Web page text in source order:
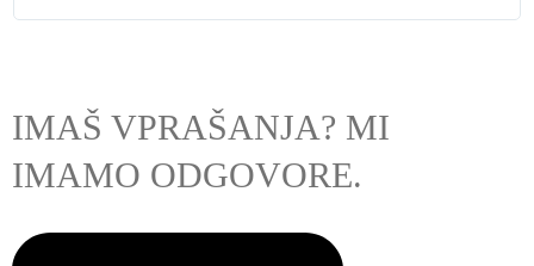
IMAŠ VPRAŠANJA? MI
IMAMO ODGOVORE.